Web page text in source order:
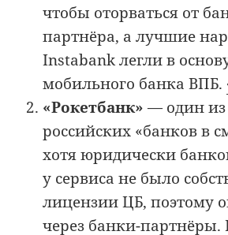
чтобы оторваться от
партнёра, а лучшие
Instabank легли в
мобильного банка ВПБ.
«Рокетбанк» — один
российских «банков в
хотя юридически
у сервиса не было
лицензии ЦБ, поэтому
через банки-партнёры.